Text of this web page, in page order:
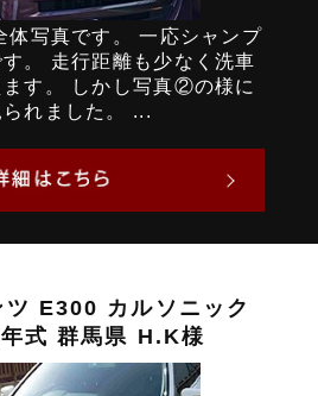
写真です。 一応シャンプ
。 走行距離も少なく洗車
す。 しかし写真②の様に
れました。 ...
ツ E300 カルソニック
式 群馬県 H.K様